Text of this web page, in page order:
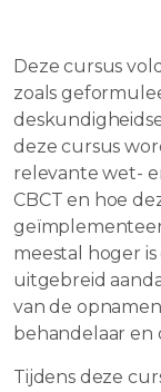
Deze cursus
zoals
deze cursus
relevante wet-
CBCT en hoe
meestal hoger
uitgebreid
van de
behandelaar en
Tijdens deze